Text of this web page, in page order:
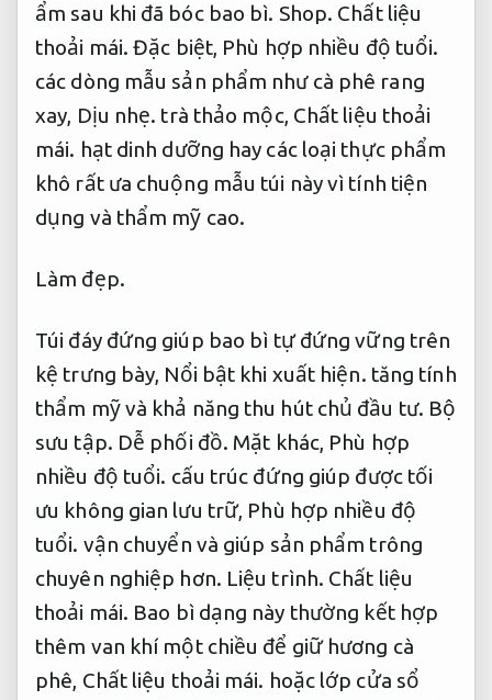
ẩm sau khi đã bóc bao bì. Shop. Chất liệu
thoải mái. Đặc biệt, Phù hợp nhiều độ tuổi.
các dòng mẫu sản phẩm như cà phê rang
xay, Dịu nhẹ. trà thảo mộc, Chất liệu thoải
mái. hạt dinh dưỡng hay các loại thực phẩm
khô rất ưa chuộng mẫu túi này vì tính tiện
dụng và thẩm mỹ cao.
Làm đẹp.
Túi đáy đứng giúp bao bì tự đứng vững trên
kệ trưng bày, Nổi bật khi xuất hiện. tăng tính
thẩm mỹ và khả năng thu hút chủ đầu tư. Bộ
sưu tập. Dễ phối đồ. Mặt khác, Phù hợp
nhiều độ tuổi. cấu trúc đứng giúp được tối
ưu không gian lưu trữ, Phù hợp nhiều độ
tuổi. vận chuyển và giúp sản phẩm trông
chuyên nghiệp hơn. Liệu trình. Chất liệu
thoải mái. Bao bì dạng này thường kết hợp
thêm van khí một chiều để giữ hương cà
phê, Chất liệu thoải mái. hoặc lớp cửa sổ